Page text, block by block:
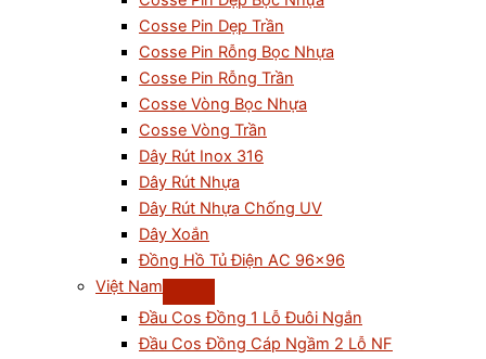
Cosse Pin Dẹp Trần
Cosse Pin Rỗng Bọc Nhựa
Cosse Pin Rỗng Trần
Cosse Vòng Bọc Nhựa
Cosse Vòng Trần
Dây Rút Inox 316
Dây Rút Nhựa
Dây Rút Nhựa Chống UV
Dây Xoắn
Đồng Hồ Tủ Điện AC 96×96
Việt Nam
Đầu Cos Đồng 1 Lỗ Đuôi Ngắn
Đầu Cos Đồng Cáp Ngầm 2 Lỗ NF